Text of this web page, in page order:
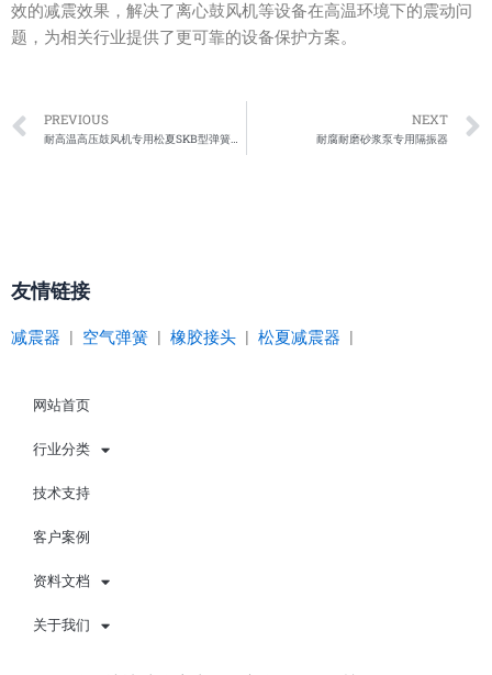
效的减震效果，解决了离心鼓风机等设备在高温环境下的震动问
题，为相关行业提供了更可靠的设备保护方案。
Prev
PREVIOUS NEXT
耐腐耐磨砂浆泵专用隔振器
友情链接
减震器 空气弹簧 橡胶接头 松夏减震器
网站首页
行业分类
技术支持
客户案例
资料文档
关于我们